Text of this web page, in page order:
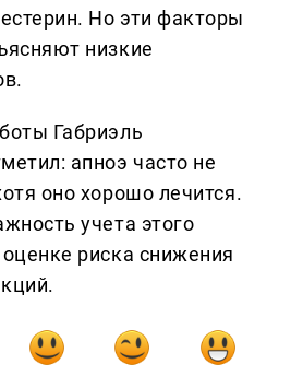
Но эти факторы
низкие
Габриэль
апноэ часто не
оно хорошо лечится.
учета этого
риска снижения